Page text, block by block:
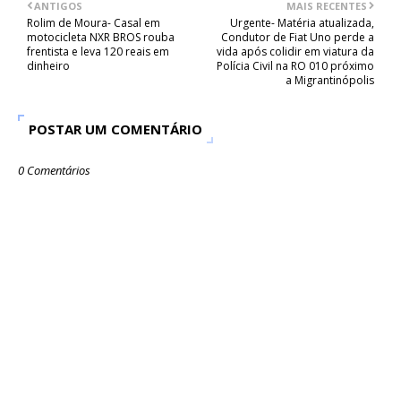
MAIS RECENTES
Urgente- Matéria atualizada,
Condutor de Fiat Uno perde a
vida após colidir em viatura da
Polícia Civil na RO 010 próximo
a Migrantinópolis
ANTIGOS
Rolim de Moura- Casal em
motocicleta NXR BROS rouba
frentista e leva 120 reais em
dinheiro
POSTAR UM COMENTÁRIO
0 Comentários